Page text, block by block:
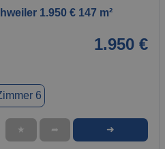
1.950 € 147 m²
1.950 €
6
★ ➦ ➜